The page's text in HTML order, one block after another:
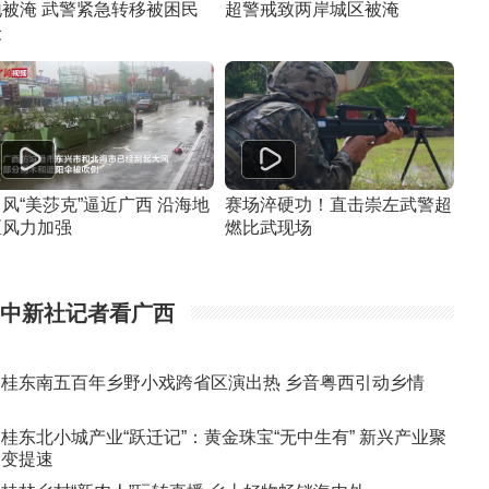
淹 武警紧急转移被困民
超警戒致两岸城区被淹
“美莎克”逼近广西 沿海地
力加强
赛场淬硬功！直击崇左武警超
燃比武现场
中新社记者看广西
桂东南五百年乡野小戏跨省区演出热 乡音粤西引动乡情
桂东北小城产业“跃迁记”：黄金珠宝“无中生有” 新兴产业聚
变提速